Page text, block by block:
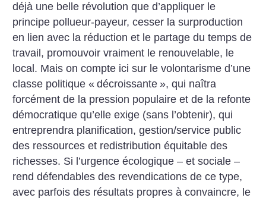
déjà une belle révolution que d’appliquer le
principe pollueur-payeur, cesser la surproduction
en lien avec la réduction et le partage du temps de
travail, promouvoir vraiment le renouvelable, le
local. Mais on compte ici sur le volontarisme ­d’une
classe politique « décroissante », qui naîtra
forcément de la pression populaire et de la refonte
démocratique qu’elle exige (sans l’obtenir), qui
entreprendra planification, gestion/service public
des ressources et redistribution équitable des
richesses. Si l’urgence écologique – et sociale –
rend défendables des revendications de ce type,
avec parfois des résultats propres à convaincre, le